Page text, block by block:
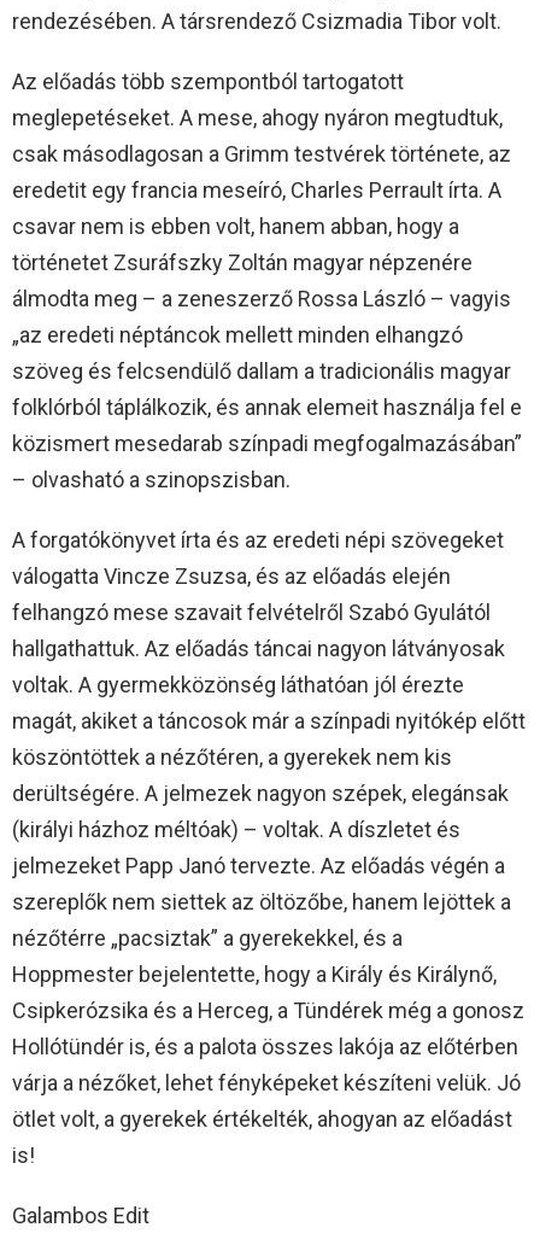
rendezésében. A társrendező Csizmadia Tibor volt.
Az előadás több szempontból tartogatott
meglepetéseket. A mese, ahogy nyáron megtudtuk,
csak másodlagosan a Grimm testvérek története, az
eredetit egy francia meseíró, Charles Perrault írta. A
csavar nem is ebben volt, hanem abban, hogy a
történetet Zsuráfszky Zoltán magyar népzenére
álmodta meg – a zeneszerző Rossa László – vagyis
„az eredeti néptáncok mellett minden elhangzó
szöveg és felcsendülő dallam a tradicionális magyar
folklórból táplálkozik, és annak elemeit használja fel e
közismert mesedarab színpadi megfogalmazásában”
– olvasható a szinopszisban.
A forgatókönyvet írta és az eredeti népi szövegeket
válogatta Vincze Zsuzsa, és az előadás elején
felhangzó mese szavait felvételről Szabó Gyulától
hallgathattuk. Az előadás táncai nagyon látványosak
voltak. A gyermekközönség láthatóan jól érezte
magát, akiket a táncosok már a színpadi nyitókép előtt
köszöntöttek a nézőtéren, a gyerekek nem kis
derültségére. A jelmezek nagyon szépek, elegánsak
(királyi házhoz méltóak) – voltak. A díszletet és
jelmezeket Papp Janó tervezte. Az előadás végén a
szereplők nem siettek az öltözőbe, hanem lejöttek a
nézőtérre „pacsiztak” a gyerekekkel, és a
Hoppmester bejelentette, hogy a Király és Királynő,
Csipkerózsika és a Herceg, a Tündérek még a gonosz
Hollótündér is, és a palota összes lakója az előtérben
várja a nézőket, lehet fényképeket készíteni velük. Jó
ötlet volt, a gyerekek értékelték, ahogyan az előadást
is!
Galambos Edit